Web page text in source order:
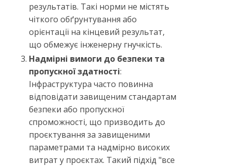
результатів. Такі норми не містять
чіткого обґрунтування або
орієнтації на кінцевий результат,
що обмежує інженерну гнучкість.
Надмірні вимоги до безпеки та
пропускної здатності:
Інфраструктура часто повинна
відповідати завищеним стандартам
безпеки або пропускної
спроможності, що призводить до
проєктування за завищеними
параметрами та надмірно високих
витрат у проєктах. Такий підхід "все